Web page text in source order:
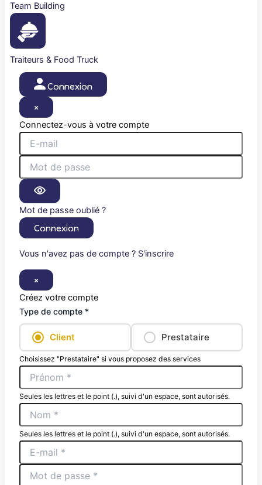
Team Building
Traiteurs & Food Truck
Connexion
×
Connectez-vous à votre compte
Mot de passe oublié ?
Connexion
Vous n'avez pas de compte ? S'inscrire
×
Créez votre compte
Type de compte *
Client Prestataire
Choisissez "Prestataire" si vous proposez des services
Seules les lettres et le point (.), suivi d'un espace, sont autorisés.
Seules les lettres et le point (.), suivi d'un espace, sont autorisés.